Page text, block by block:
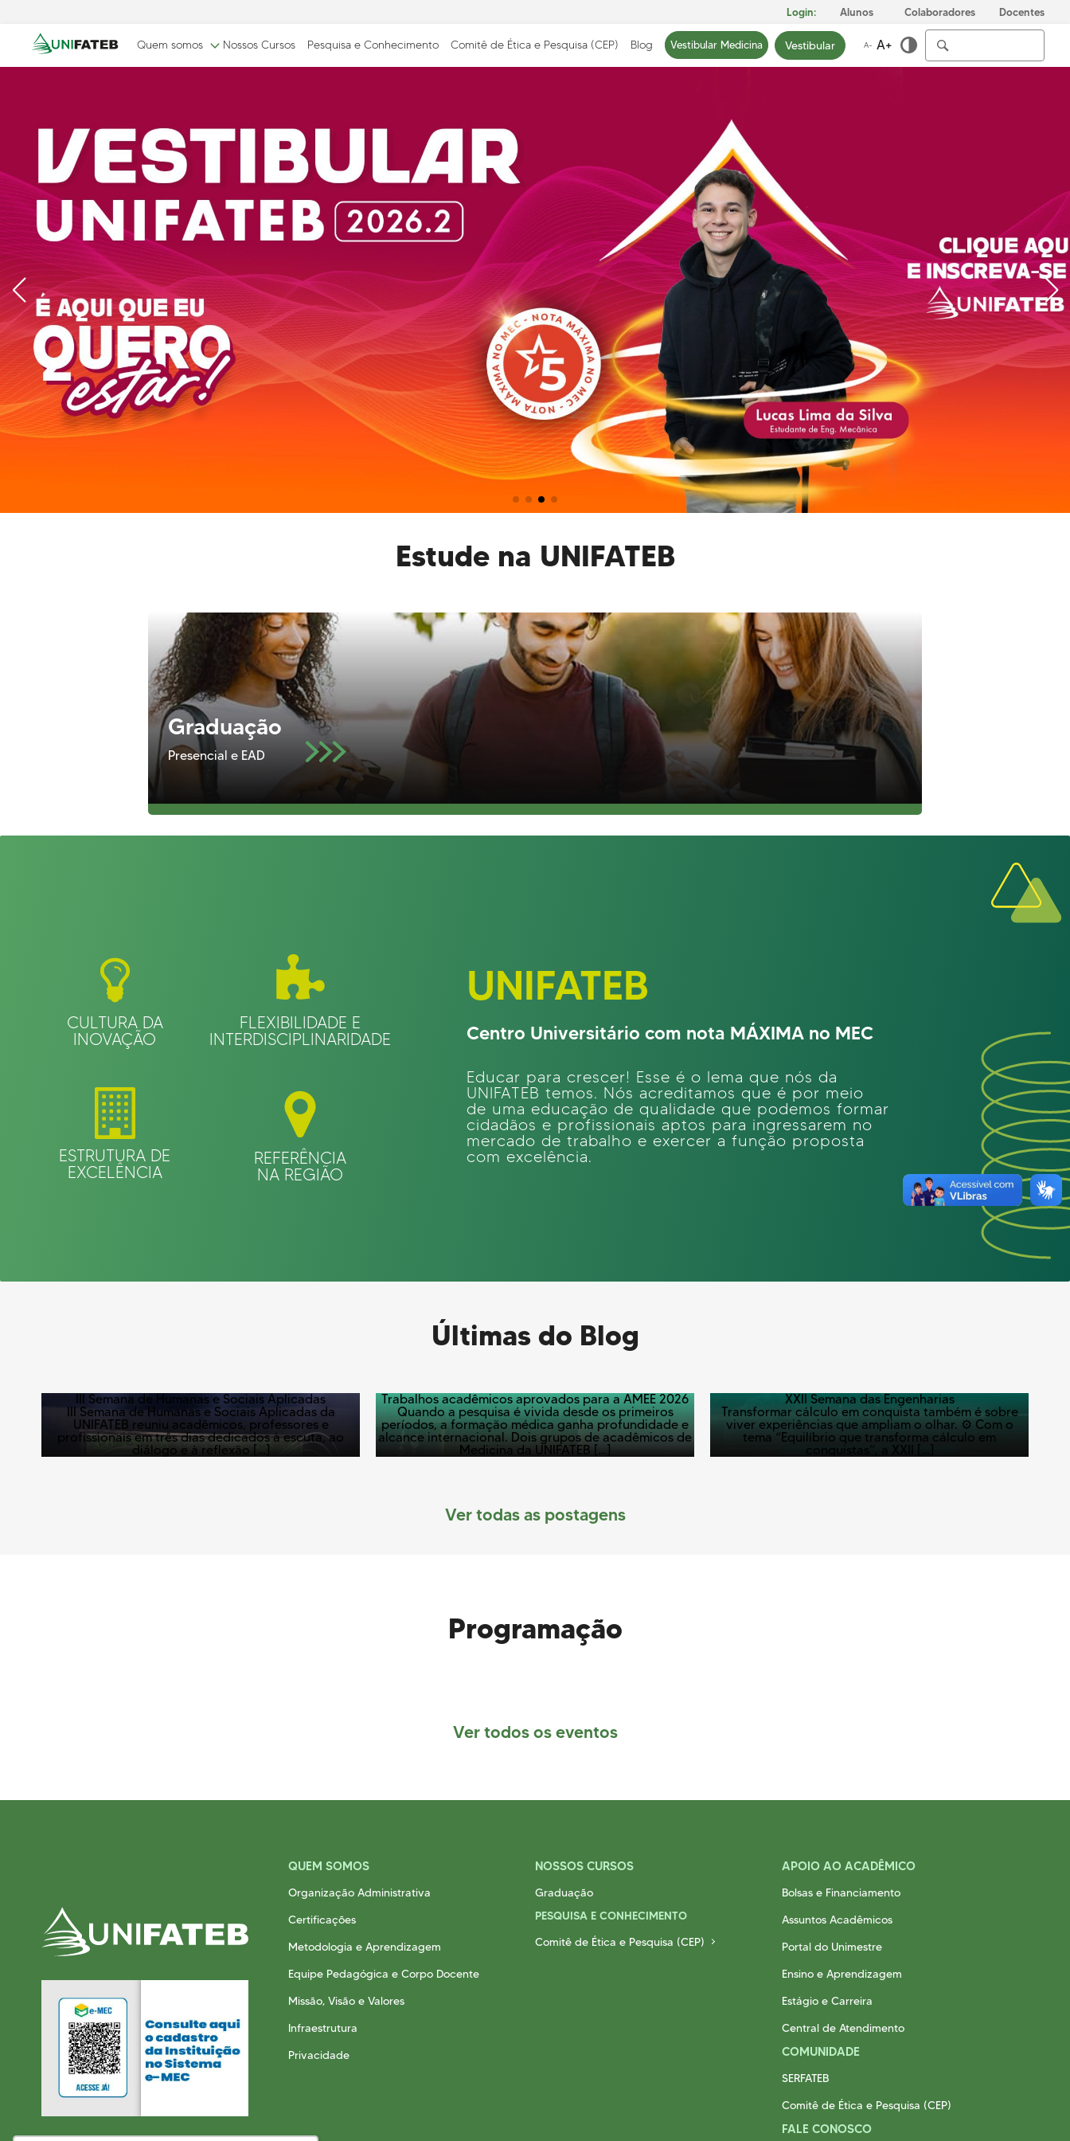
Login: Alunos Colaboradores Docentes
Quem somos Nossos Cursos Pesquisa e Conhecimento Comitê de Ética e Pesquisa (CEP) Blog Vestibular Medicina Vestibular A- A+
GOVERNANÇA
CORPORATIVA
Reitoria
Comissão Própria de
Avaliação (CPA)
Conselho Superior da
UNIFATEB (Consup)
MISSÃO, VISÃO E VALORES CERTIFICAÇÕES
Responsabilidade Social
METODOLOGIA E
APRENDIZAGEM
Cursos Presenciais
Cursos EAD
EQUIPE PEDAGÓGICA
E CORPO DOCENTE
INFRAESTRUTURA
Conheça nosso Campus
Biblioteca
Centro Laboratorial
Professor Ivo Neitzel
Acessibilidade
Nossas Unidades
Revista Informando
Fale com o nosso DPO
Estude na UNIFATEB
Graduação
Presencial e EAD
CULTURA DA
INOVAÇÃO
FLEXIBILIDADE E
INTERDISCIPLINARIDADE
ESTRUTURA DE
EXCELÊNCIA
REFERÊNCIA
NA REGIÃO
UNIFATEB
Centro Universitário com nota MÁXIMA no MEC
Educar para crescer! Esse é o lema que nós da
UNIFATEB temos. Nós acreditamos que é por meio
de uma educação de qualidade que podemos formar
cidadãos e profissionais aptos para ingressarem no
mercado de trabalho e exercer a função proposta
com excelência.
Últimas do Blog
III Semana de Humanas e Sociais Aplicadas
III Semana de Humanas e Sociais Aplicadas da
UNIFATEB reuniu acadêmicos, professores e
profissionais em três dias dedicados à escuta, ao
diálogo e à reflexão […]
Trabalhos acadêmicos aprovados para a AMEE 2026
Quando a pesquisa é vivida desde os primeiros
períodos, a formação médica ganha profundidade e
alcance internacional. Dois grupos de acadêmicos de
Medicina da UNIFATEB […]
XXII Semana das Engenharias
Transformar cálculo em conquista também é sobre
viver experiências que ampliam o olhar. ⚙️ Com o
tema “Equilíbrio que transforma cálculo em
conquistas”, a XXII […]
Ver todas as postagens
Programação
Ver todos os eventos
QUEM SOMOS
Organização Administrativa
Certificações
Metodologia e Aprendizagem
Equipe Pedagógica e Corpo Docente
Missão, Visão e Valores
Infraestrutura
Privacidade
NOSSOS CURSOS
Graduação
PESQUISA E CONHECIMENTO
Comitê de Ética e Pesquisa (CEP)
APOIO AO ACADÊMICO
Bolsas e Financiamento
Assuntos Acadêmicos
Portal do Unimestre
Ensino e Aprendizagem
Estágio e Carreira
Central de Atendimento
COMUNIDADE
SERFATEB
Comitê de Ética e Pesquisa (CEP)
FALE CONOSCO